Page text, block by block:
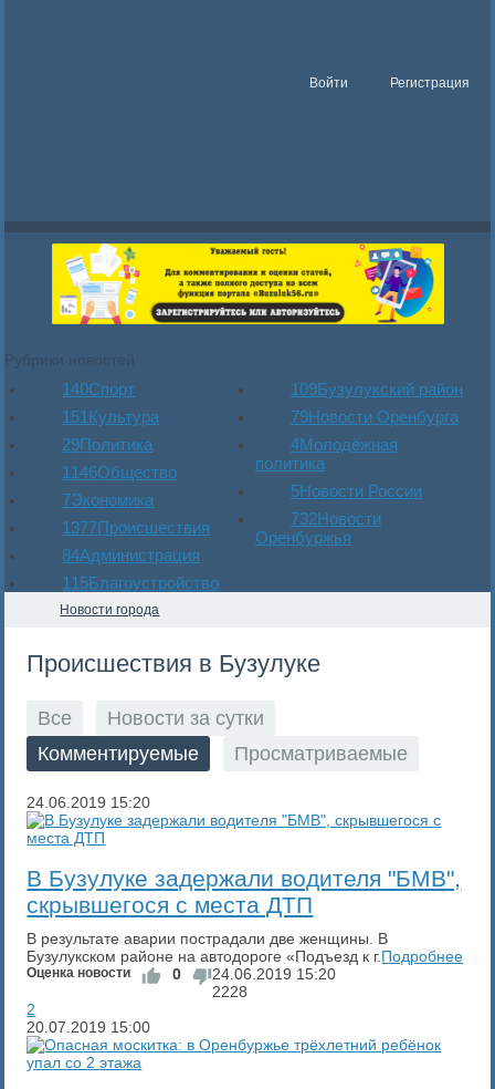
Войти Регистрация
Рубрики новостей
140Спорт
151 Культура
29Политика
1146Общество
7Экономика
1377Происшествия
84Администрация
115Благоустройство
109Бузулукский район
79Новости Оренбурга
4Молодёжная
политика
5Новости России
732Новости
Оренбуржья
Новости города
Происшествия в Бузулуке
Все
Новости за сутки
Комментируемые
Просматриваемые
24.06.2019 15:20
В Бузулуке задержали водителя "БМВ",
скрывшегося с места ДТП
В результате аварии пострадали две женщины. В
Бузулукском районе на автодороге «Подъезд к г.Подробнее
Оценка новости 0 24.06.2019 15:20
2228
2
20.07.2019 15:00